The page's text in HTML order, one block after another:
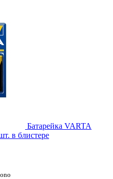
Батарейка VARTA
в блистере